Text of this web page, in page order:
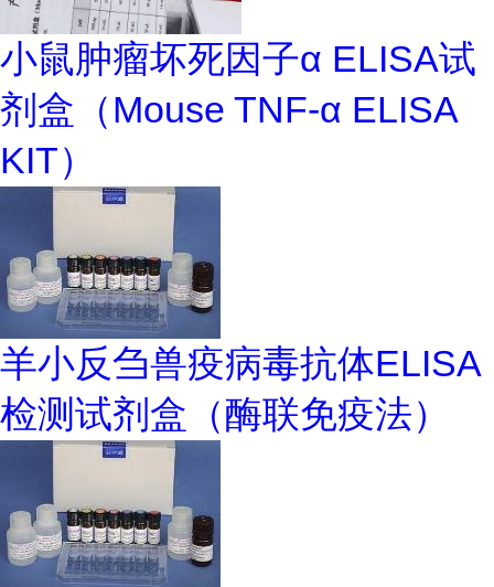
小鼠肿瘤坏死因子α ELISA试
剂盒（Mouse TNF-α ELISA
KIT）
羊小反刍兽疫病毒抗体ELISA
检测试剂盒（酶联免疫法）